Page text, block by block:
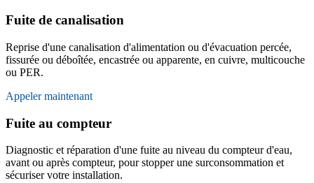
Fuite de canalisation
Reprise d'une canalisation d'alimentation ou d'évacuation percée,
fissurée ou déboîtée, encastrée ou apparente, en cuivre, multicouche
ou PER.
Appeler maintenant
Fuite au compteur
Diagnostic et réparation d'une fuite au niveau du compteur d'eau,
avant ou après compteur, pour stopper une surconsommation et
sécuriser votre installation.